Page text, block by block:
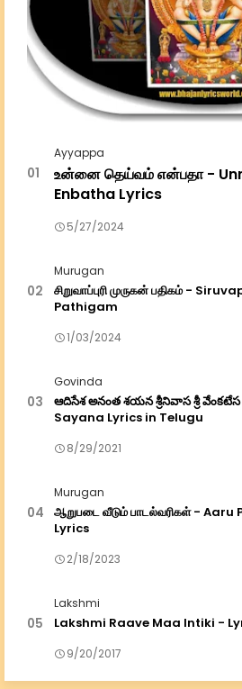
Ayyappa
உன்னை தெய்வம் என்பதா -
Enbatha Lyrics
5/27/2024
Murugan
சிறுவாப்புரி முருகன் பதிகம் -
Pathigam
1/03/2024
Govinda
ఆదిసేశ అనంత శయన శ్రీనివాస శ్రీ
Sayana Lyrics in Telugu
8/29/2021
Murugan
ஆறுபடை வீடும் பாடல்வரிகள் -
Lyrics
2/18/2023
Lakshmi
Lakshmi Raave Maa Intiki -
9/20/2017